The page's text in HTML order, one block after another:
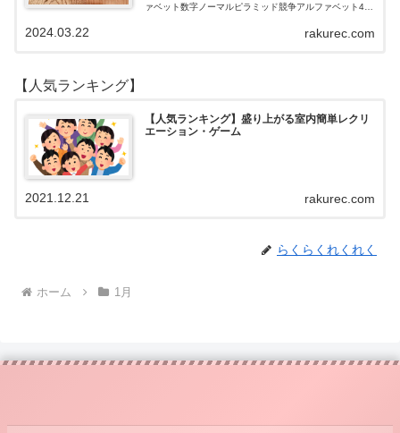
ァベット数字ノーマルピラミッド競争アルファベット4段
rakurec.com
2024.03.22
【人気ランキング】
【人気ランキング】盛り上がる室内簡単レクリ
エーション・ゲーム
rakurec.com
2021.12.21
らくらくれくれく
ホーム 1月